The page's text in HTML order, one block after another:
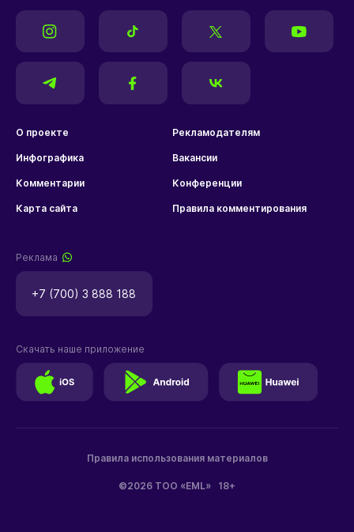
О проекте Рекламодателям
Инфографика Вакансии
Комментарии Конференции
Карта сайта Правила комментирования
Реклама
+7 (700) 3 888 188
©2026 ТОО «EML» 18+
Правила использования материалов
Скачать наше приложение